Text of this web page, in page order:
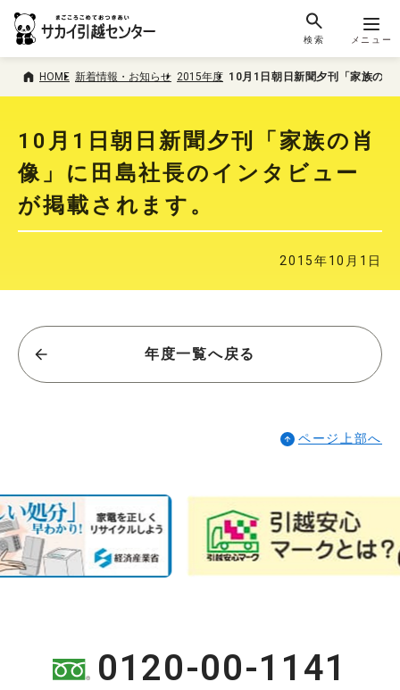
検索 メニュー
HOME 新着情報・お知らせ 2015年度 10月1日朝日新聞夕刊「家族の
10月1日朝日新聞夕刊「家族の肖
像」に田島社長のインタビュー
が掲載されます。
2015年10月1日
年度一覧へ戻る
ページ上部へ
0120-00-1141